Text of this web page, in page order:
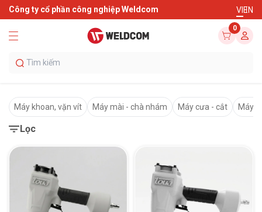
Công ty cổ phần công nghiệp Weldcom VIEN
0
Máy khoan, vặn vít Máy mài - chà nhám Máy cưa - cắt Máy
Lọc